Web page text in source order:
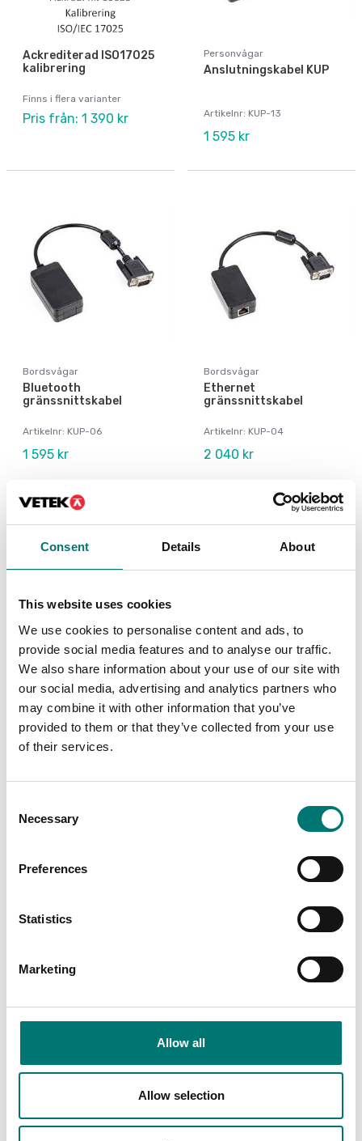
Consent Details About
This website uses cookies
We use cookies to personalise content and ads, to
provide social media features and to analyse our traffic.
We also share information about your use of our site with
our social media, advertising and analytics partners who
may combine it with other information that you’ve
provided to them or that they’ve collected from your use
of their services.
Selection
Necessary
Preferences
Statistics
Marketing
Allow all
Allow selection
Ackrediterad ISO17025
kalibrering
Finns i flera varianter
Pris från: 1 390 kr
Personvågar
Anslutningskabel KUP
Artikelnr: KUP-13
1 595 kr
Bordsvågar
Bluetooth
gränssnittskabel
Artikelnr: KUP-06
1 595 kr
Bordsvågar
Ethernet
gränssnittskabel
Artikelnr: KUP-04
2 040 kr
Personvågar
Matrisskrivare, RS-232
standard
Artikelnr: YKG-01
Balkvågar
Matrix nålprinter för
Kern vågar med
datainterface RS232
6 080 kr
Artikelnr: YKA-27 Artikelnr: KUP-01
1 090 kr